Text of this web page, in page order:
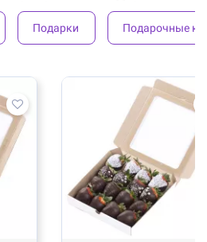
Подарки Подарочные